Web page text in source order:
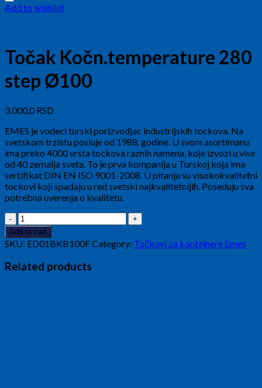
Add to wishlist
Točak Kočn.temperature 280
step Ø100
3.000,0 RSD
EMES je vodeci turski porizvodjac industrijskih tockova. Na
svetskom trzistu posluje od 1988. godine. U svom asortimanu
ima preko 4000 vrsta tockova raznih namena, koje izvozi u vise
od 40 zemalja sveta. To je prva kompanija u Turskoj koja ima
sertifikat DIN EN ISO 9001-2008. U pitanju su visokokvalitetni
tockovi koji spadaju u red svetski najkvalitetnijih. Poseduju sva
potrebna uverenja o kvalitetu.
Točak
Kočn.temperature
280
Ø100
quantity
Add to cart
SKU: ED01BKB100FCategory: Točkovi za kontejnere Emes
Related products